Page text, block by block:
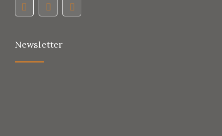
Newsletter